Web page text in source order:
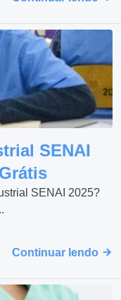
SENAI
SENAI 2025?
Continuar lendo